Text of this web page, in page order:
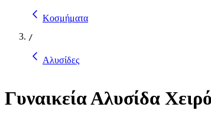
Κοσμήματα
/
Αλυσίδες
Γυναικεία Αλυσίδα